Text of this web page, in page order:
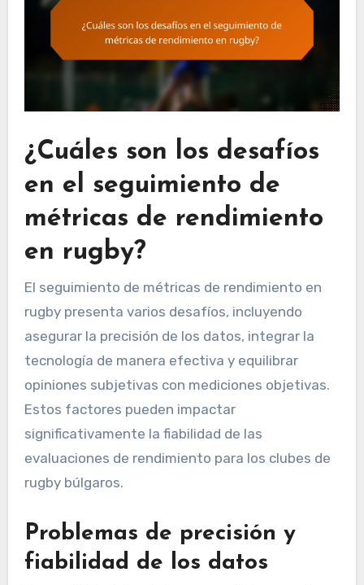
¿Cuáles son los desafíos
en el seguimiento de
métricas de rendimiento
en rugby?
El seguimiento de métricas de rendimiento en
rugby presenta varios desafíos, incluyendo
asegurar la precisión de los datos, integrar la
tecnología de manera efectiva y equilibrar
opiniones subjetivas con mediciones objetivas.
Estos factores pueden impactar
significativamente la fiabilidad de las
evaluaciones de rendimiento para los clubes de
rugby búlgaros.
Problemas de precisión y
fiabilidad de los datos